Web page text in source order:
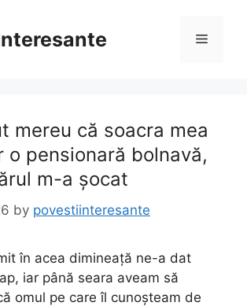
Menu
mereu că soacra mea
o pensionară bolnavă,
m-a șocat
by povestiinteresante
în acea dimineață ne-a dat
iar până seara aveam să
omul pe care îl cunoșteam de